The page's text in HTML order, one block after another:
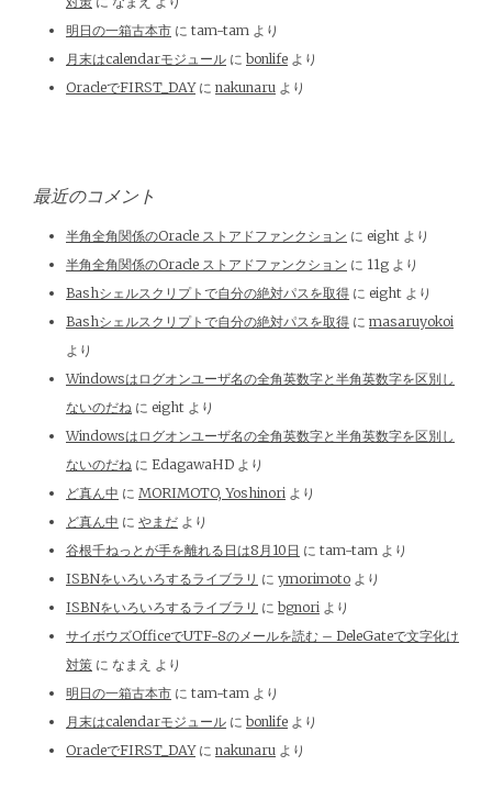
明日の一箱古本市 に tam-tam より
月末はcalendarモジュール に bonlife より
OracleでFIRST_DAYに nakunaru より
最近のコメント
半角全角関係のOracle ストアドファンクション に eight より
半角全角関係のOracle ストアドファンクション に 11g より
Bashシェルスクリプトで自分の絶対パスを取得 に eight より
Bashシェルスクリプトで自分の絶対パスを取得 に masaruyokoi
より
Windowsはログオンユーザ名の全角英数字と半角英数字を区別し
ないのだね に eight より
Windowsはログオンユーザ名の全角英数字と半角英数字を区別し
ないのだね に EdagawaHD より
ど真ん中 に MORIMOTO, Yoshinori より
ど真ん中 に やまだ より
谷根千ねっとが手を離れる日は8月10日 に tam-tam より
ISBNをいろいろするライブラリ に ymorimoto より
ISBNをいろいろするライブラリ に bgnori より
サイボウズOfficeでUTF-8のメールを読む – DeleGateで文字化け
対策 に なまえ より
明日の一箱古本市 に tam-tam より
月末はcalendarモジュール に bonlife より
OracleでFIRST_DAYに nakunaru より